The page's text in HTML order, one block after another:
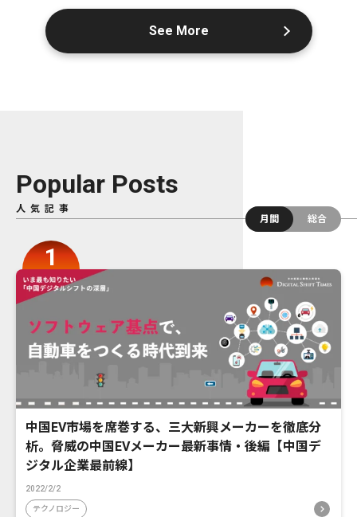
See More
Popular Posts
人気記事
月間
総合
中国EV市場を席巻する、三大新興メーカーを徹底分
析。脅威の中国EVメーカー最新事情・後編【中国デ
ジタル企業最前線】
2022/2/2
テクノロジー